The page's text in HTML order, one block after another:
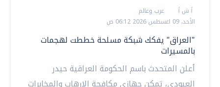
أ ش أ
عرب وعالم
الأحد، 09 اغسطس 2026 06:12 ص
"العراق" يفكك شبكة مسلحة خططت لهجمات
بالمسيرات
أعلن المتحدث باسم الحكومة العراقية حيدر